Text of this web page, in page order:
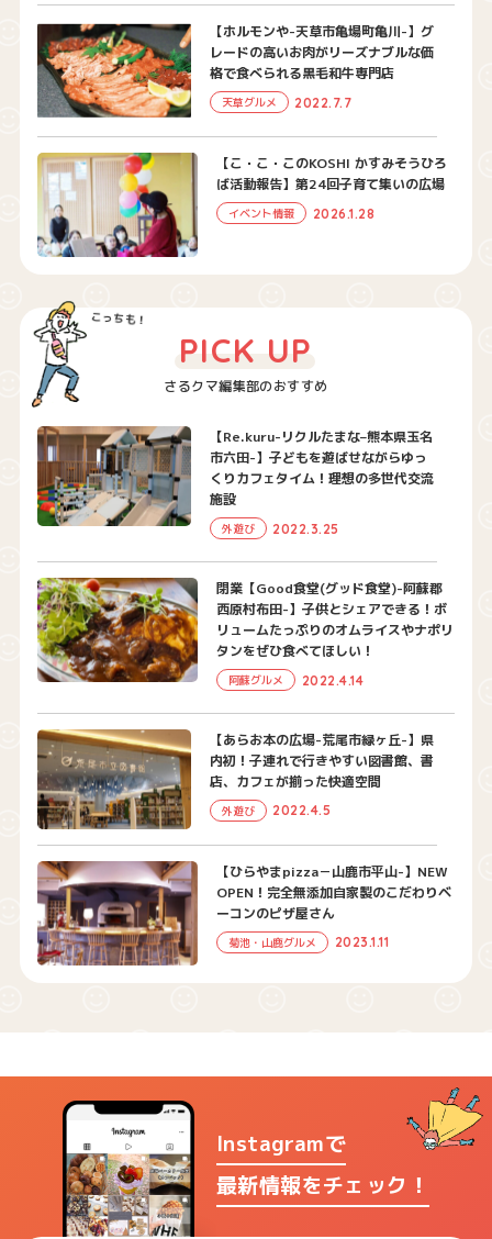
【ホルモンや-天草市亀場町亀川-】グ
レードの高いお肉がリーズナブルな価
格で食べられる黒毛和牛専門店
天草グルメ 2022.7.7
【こ・こ・このKOSHI かすみそうひろ
ば活動報告】第24回子育て集いの広場
イベント情報 2026.1.28
さるクマ編集部のおすすめ
PICK UP
【Re.kuru-リクルたまな–熊本県玉名
市六田-】子どもを遊ばせながらゆっ
くりカフェタイム！理想の多世代交流
施設
外遊び 2022.3.25
閉業【Good食堂(グッド食堂)-阿蘇郡
西原村布田-】子供とシェアできる！ボ
リュームたっぷりのオムライスやナポリ
タンをぜひ食べてほしい！
阿蘇グルメ 2022.4.14
【あらお本の広場-荒尾市緑ヶ丘-】県
内初！子連れで行きやすい図書館、書
店、カフェが揃った快適空間
外遊び 2022.4.5
【ひらやまpizza－山鹿市平山-】NEW
OPEN！完全無添加自家製のこだわりベ
ーコンのピザ屋さん
菊池・山鹿グルメ 2023.1.11
Instagramで
最新情報をチェック！